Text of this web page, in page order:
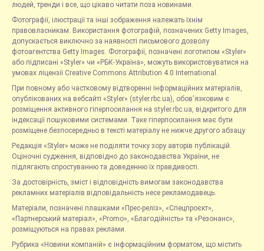
людей, тренди і все, що цікаво читати поза новинами.
Фотографії, ілюстрації та інші зображення належать їхнім
правовласникам. Використання фотографій, позначених Getty Images,
допускається виключно за наявності письмового дозволу
фотоагентства Getty Images. Фотографії, позначені логотипом «Styler»
або підписані «Styler» чи «РБК-Україна», можуть використовуватися на
умовах ліцензії Creative Commons Attribution 4.0 International.
При повному або частковому відтворенні інформаційних матеріалів,
опублікованих на вебсайті «Styler» (styler.rbc.ua), обов'язковим є
розміщення активного гіперпосилання на styler.rbc.ua, відкритого для
індексації пошуковими системами. Таке гіперпосилання має бути
розміщене безпосередньо в тексті матеріалу не нижче другого абзацу.
Редакція «Styler» може не поділяти точку зору авторів публікацій.
Оціночні судження, відповідно до законодавства України, не
підлягають спростуванню та доведенню їх правдивості.
За достовірність, зміст і відповідність вимогам законодавства
рекламних матеріалів відповідальність несе рекламодавець.
Матеріали, позначені плашками «Прес-реліз», «Спецпроєкт»,
«Партнерський матеріал», «Promo», «Благодійність» та «Резонанс»,
розміщуються на правах реклами.
Рубрика «Новини компаній» є інформаційним форматом, що містить